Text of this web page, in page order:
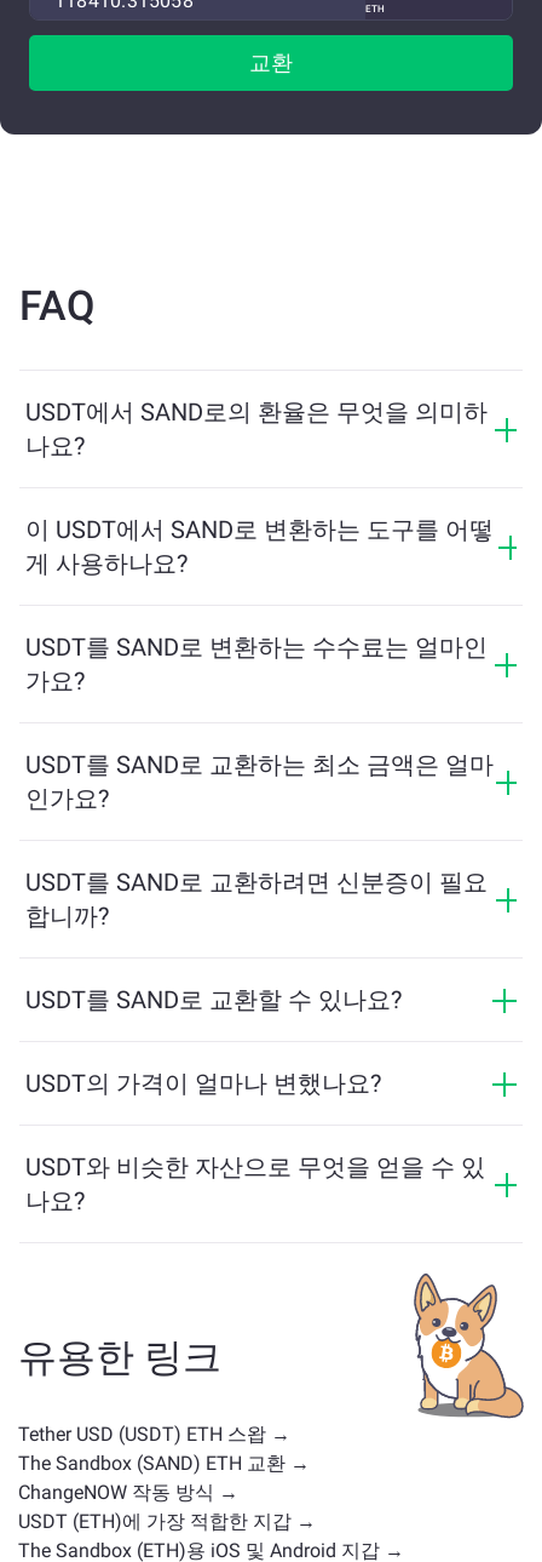
ETH
교환
FAQ
USDT에서 SAND로의 환율은 무엇을 의미하
나요?
여줍니다. 이 환율은 시장 상황, 수요와 공급, 그리고 유동
성에 따라 변동합니다.
이 USDT에서 SAND로 변환하는 도구를 어떻
게 사용하나요?
SAND 수량을 계산해줍니다. 그런 다음, 안내에 따라 거
래를 완료하세요.
USDT를 SAND로 변환하는 수수료는 얼마인
가요?
라집니다. ChangeNOW는 숨겨진 수수료 없이 경쟁력 있
는 요금을 제공하며, 최종 금액은 거래를 확인하기 전에
표시됩니다.
USDT를 SAND로 교환하는 최소 금액은 얼마
인가요?
다. 플랫폼은 원활한 거래를 보장하기 위해 필요한 최소
금액을 자동으로 계산합니다. 그러나 대부분의 경우, 최
소 금액은 2달러 상당입니다.
USDT를 SAND로 교환하려면 신분증이 필요
합니까?
프로세스가 빠르고 익명입니다. 그러나 ChangeNOW Pro
세요!
USDT를 SAND로 교환할 수 있나요?
도 교환할 수 있습니다. 또한 ChangeNOW는 멀티체인 브
USDT의 가격이 얼마나 변했나요?
니다.
USDT와 비슷한 자산으로 무엇을 얻을 수 있
나요?
스테이블코인, 유틸리티 토큰, 거버넌스 코인 또는 다른
유형일 수 있습니다. 일반적인 대안으로는 유사한 사용
사례나 시장 위치를 가진 다른 암호화폐가 포함됩니다.
주요 거래 페이지에서 교환 가능한 모든 자산을 확인하
유용한 링크
Tether USD (USDT) ETH 스왑 →
The Sandbox (SAND) ETH 교환 →
ChangeNOW 작동 방식 →
USDT (ETH)에 가장 적합한 지갑 →
The Sandbox (ETH)용 iOS 및 Android 지갑 →